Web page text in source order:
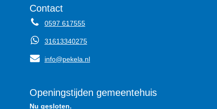
Contact
0597 617555
31613340275
info@pekela.nl
Openingstijden gemeentehuis
Nu gesloten.